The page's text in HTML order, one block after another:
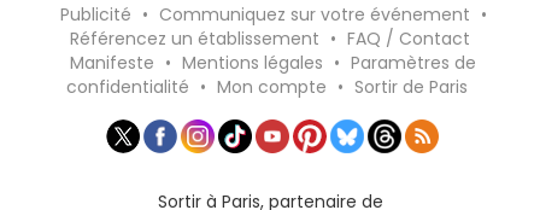
Publicité • Communiquez sur votre événement •
Référencez un établissement • FAQ / Contact
Manifeste • Mentions légales • Paramètres de
confidentialité • Mon compte • Sortir de Paris
Sortir à Paris, partenaire de